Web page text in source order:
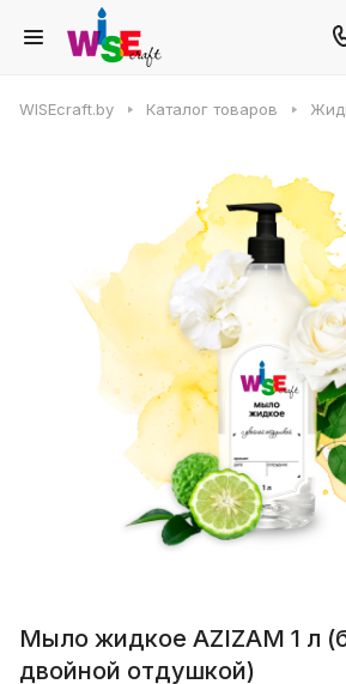
WISEcraft.by Каталог товаров
Мыло жидкое AZIZAM 1 л
двойной отдушкой)